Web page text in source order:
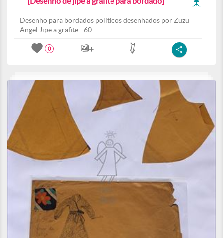
Desenho para bordados políticos desenhados por Zuzu
Angel.Jipe a grafite - 60
0